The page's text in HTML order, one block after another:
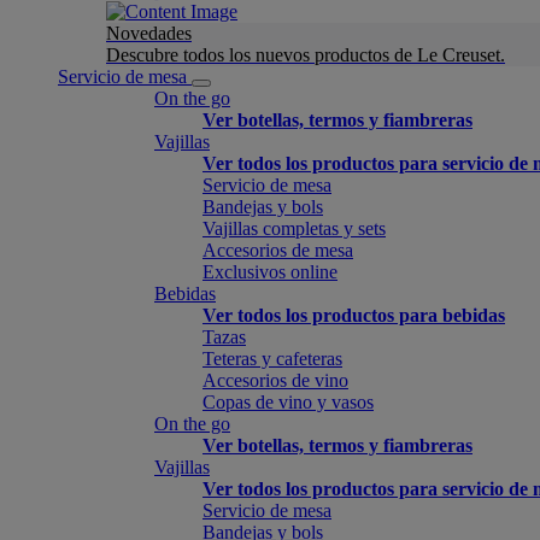
Novedades
Descubre todos los nuevos productos de Le Creuset.
Servicio de mesa
On the go
Ver botellas, termos y fiambreras
Vajillas
Ver todos los productos para servicio de
Servicio de mesa
Bandejas y bols
Vajillas completas y sets
Accesorios de mesa
Exclusivos online
Bebidas
Ver todos los productos para bebidas
Tazas
Teteras y cafeteras
Accesorios de vino
Copas de vino y vasos
On the go
Ver botellas, termos y fiambreras
Vajillas
Ver todos los productos para servicio de
Servicio de mesa
Bandejas y bols